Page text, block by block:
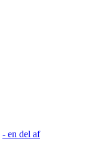
- en del af